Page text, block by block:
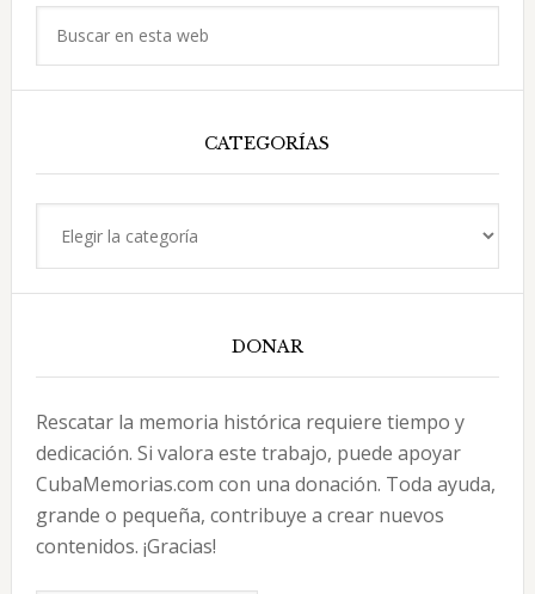
CATEGORÍAS
DONAR
Rescatar la memoria histórica requiere tiempo y
dedicación. Si valora este trabajo, puede apoyar
CubaMemorias.com con una donación. Toda ayuda,
grande o pequeña, contribuye a crear nuevos
contenidos. ¡Gracias!